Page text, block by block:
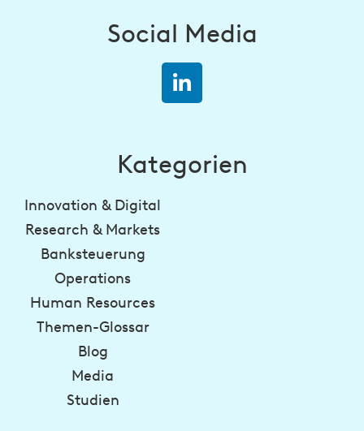
Social Media
Kategorien
Innovation & Digital
Research & Markets
Banksteuerung
Operations
Human Resources
Themen-Glossar
Blog
Media
Studien